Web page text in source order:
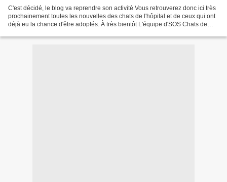
C'est décidé, le blog va reprendre son activité Vous retrouverez donc ici très
prochainement toutes les nouvelles des chats de l'hôpital et de ceux qui ont
déjà eu la chance d'être adoptés. À très bientôt L'équipe d'SOS Chats de